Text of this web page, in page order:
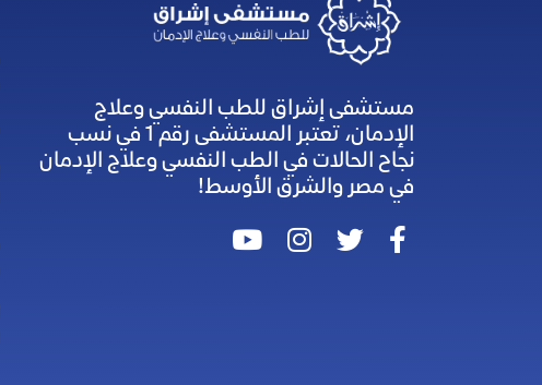
مستشفى إشراق للطب النفسي وعلاج
الإدمان، تعتبر المستشفى رقم 1 في نسب
نجاح الحالات في الطب النفسي وعلاج الإدمان
في مصر والشرق الأوسط!